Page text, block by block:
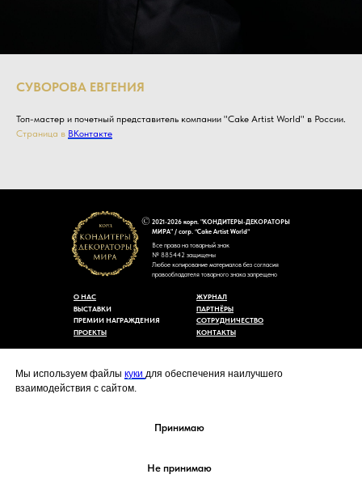
Мы используем файлы куки для обеспечения наилучшего
взаимодействия с сайтом.
Принимаю
Не принимаю
СУВОРОВА ЕВГЕНИЯ
Топ-мастер и почетный представитель компании "Cake Artist World" в России.
Страница в ВКонтакте
2021-2026 корп. "КОНДИТЕРЫ-ДЕКОРАТОРЫ
МИРА" / corp. “Cake Artist World”
Все права на товарный знак
№ 885442 защищены
Любое копирование материалов без согласия
правообладателя товарного знака запрещено
cakeartistworld@mail.ru
КОНТАКТЫ
СОТРУДНИЧЕСТВО
ЖУРНАЛ
ПАРТНЁРЫ
ПРЕМИИ НАГРАЖДЕНИЯ
ПРОЕКТЫ
ВЫСТАВКИ
О НАС
Политика конфиденциальности
Согласие на обработку персональных данных